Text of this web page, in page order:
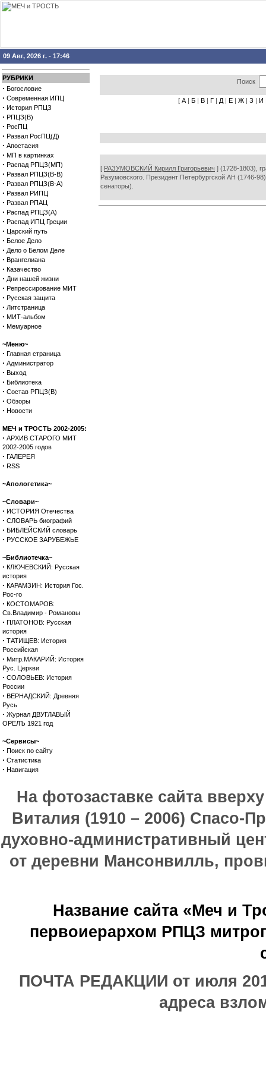
09 Авг, 2026 г. - 17:46
РУБРИКИ
· Богословие
· Современная ИПЦ
· История РПЦЗ
· РПЦЗ(В)
· РосПЦ
· Развал РосПЦ(Д)
· Апостасия
· МП в картинках
· Распад РПЦЗ(МП)
· Развал РПЦЗ(В-В)
· Развал РПЦЗ(В-А)
· Развал РИПЦ
· Развал РПАЦ
· Распад РПЦЗ(А)
· Распад ИПЦ Греции
· Царский путь
· Белое Дело
· Дело о Белом Деле
· Врангелиана
· Казачество
· Дни нашей жизни
· Репрессирование МИТ
· Русская защита
· Литстраница
· МИТ-альбом
· Мемуарное
~Меню~
· Главная страница
· Администратор
· Выход
· Библиотека
· Состав РПЦЗ(В)
· Обзоры
· Новости
МЕЧ и ТРОСТЬ 2002-2005:
· АРХИВ СТАРОГО МИТ
2002-2005 годов
· ГАЛЕРЕЯ
· RSS
~Апологетика~
~Словари~
· ИСТОРИЯ Отечества
· СЛОВАРЬ биографий
· БИБЛЕЙСКИЙ словарь
· РУССКОЕ ЗАРУБЕЖЬЕ
~Библиотечка~
· КЛЮЧЕВСКИЙ: Русская
история
· КАРАМЗИН: История Гос.
Рос-го
· КОСТОМАРОВ:
Св.Владимир - Романовы
· ПЛАТОНОВ: Русская
история
· ТАТИЩЕВ: История
Российская
· Митр.МАКАРИЙ: История
Рус. Церкви
· СОЛОВЬЕВ: История
России
· ВЕРНАДСКИЙ: Древняя
Русь
· Журнал ДВУГЛАВЫЙ
ОРЕЛЪ 1921 год
~Сервисы~
· Поиск по сайту
· Статистика
· Навигация
Поиск
[ А | Б | В | Г | Д | Е | Ж | З | И
[ РАЗУМОВСКИЙ Кирилл Григорьевич ] (1728-1803),
Разумовского. Президент Петербургской АН (1746-
сенаторы).
На фотозаставке сайта
Виталия (1910 – 2006) Спасо-
духовно-административный
от деревни Мансонвилль,
Название сайта «Меч и
первоиерархом РПЦЗ
ПОЧТА РЕДАКЦИИ от июля
адреса